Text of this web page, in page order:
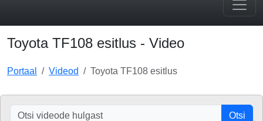
Toyota TF108 esitlus - Video
Portaal Videod Toyota TF108 esitlus
Otsi